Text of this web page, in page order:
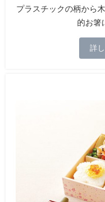
プラスチックの柄から
的お箸
詳